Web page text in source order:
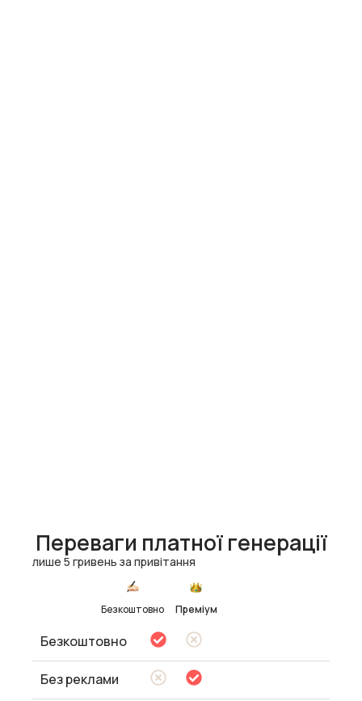
Переваги платної генерації
лише 5 гривень за привітання
Безкоштовно Преміум
Безкоштовно
Без реклами